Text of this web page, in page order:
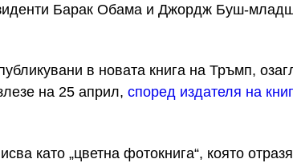
Барак Обама и Джордж Буш-
в новата книга на Тръмп,
на 25 април, според издателя на
като „цветна фотокнига“, която